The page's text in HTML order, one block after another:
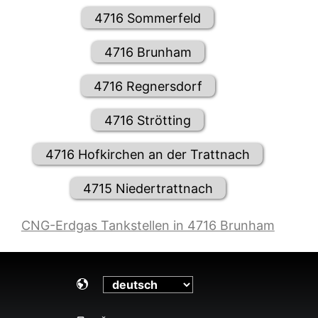
4716 Sommerfeld
4716 Brunham
4716 Regnersdorf
4716 Strötting
4716 Hofkirchen an der Trattnach
4715 Niedertrattnach
CNG-Erdgas Tankstellen in 4716 Brunham